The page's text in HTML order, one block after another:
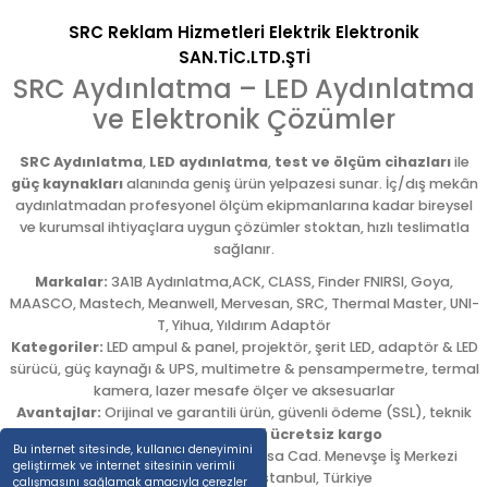
Bu internet sitesinde, kullanıcı deneyimini
geliştirmek ve internet sitesinin verimli
çalışmasını sağlamak amacıyla çerezler
SRC Reklam Hizmetleri Elektrik Elektronik
SAN.TİC.LTD.ŞTİ
SRC Aydınlatma – LED Aydınlatma
ve Elektronik Çözümler
SRC Aydınlatma, LED aydınlatma, test ve ölçüm cihazlarıile
güç kaynaklarıalanında geniş ürün yelpazesi sunar. İç/dış mekân
aydınlatmadan profesyonel ölçüm ekipmanlarına kadar bireysel
ve kurumsal ihtiyaçlara uygun çözümler stoktan, hızlı teslimatla
sağlanır.
Markalar: 3A1B Aydınlatma,ACK, CLASS, Finder FNIRSI, Goya,
MAASCO, Mastech, Meanwell, Mervesan, SRC, Thermal Master, UNI-
T, Yihua, Yıldırım Adaptör
Kategoriler: LED ampul & panel, projektör, şerit LED, adaptör & LED
sürücü, güç kaynağı & UPS, multimetre & pensampermetre, termal
kamera, lazer mesafe ölçer ve aksesuarlar
Avantajlar: Orijinal ve garantili ürün, güvenli ödeme (SSL), teknik
destek,5.000 TL üzeri ücretsiz kargo
Adres: Emekyemez Mah. Okçumusa Cad. Menevşe İş Merkezi
No:22/58,Beyoğlu/ İstanbul, Türkiye